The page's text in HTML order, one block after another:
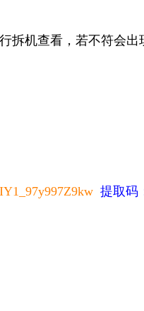
拆机查看，若不符会出
提取码